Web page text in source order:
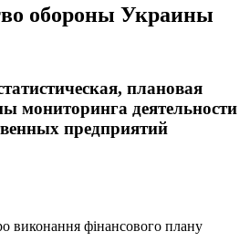
обороны Украины
плановая
мониторинга деятельности
предприятий
виконання фінансового плану